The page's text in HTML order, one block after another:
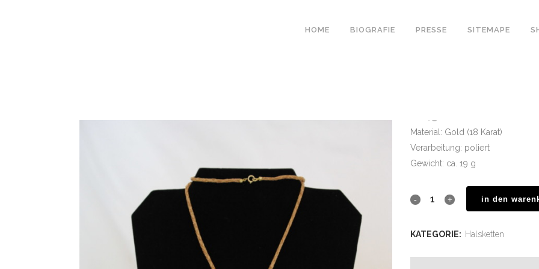
HOME BIOGRAFIE PRESSE SITEMAPE
Material: Gold (18 Karat)
Verarbeitung: poliert
Gewicht: ca. 19 g
in den
KATEGORIE: Halsketten